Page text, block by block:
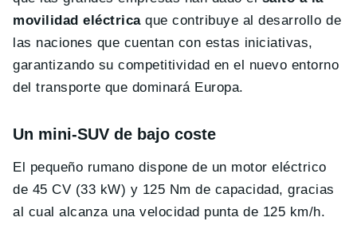
movilidad eléctricaque contribuye al desarrollo de
las naciones que cuentan con estas iniciativas,
garantizando su competitividad en el nuevo entorno
del transporte que dominará Europa.
Un mini-SUV de bajo coste
El pequeño rumano dispone de un motor eléctrico
de 45 CV (33 kW) y 125 Nm de capacidad, gracias
al cual alcanza una velocidad punta de 125 km/h.